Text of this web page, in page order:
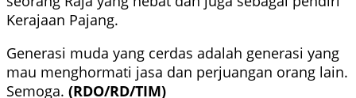
Kerajaan Pajang.
Generasi muda yang cerdas adalah generasi yang
mau menghormati jasa dan perjuangan orang lain.
Semoga. (RDO/RD/TIM)